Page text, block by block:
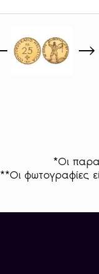
*Οι
**Οι φωτογραφίες